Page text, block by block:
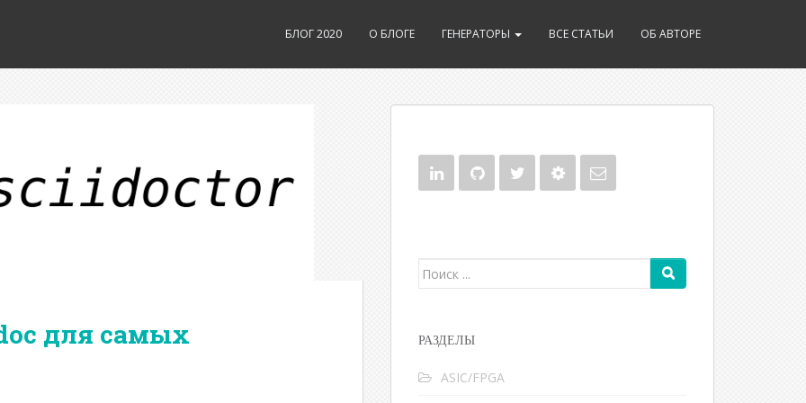
БЛОГ 2020 О БЛОГЕ ГЕНЕРАТОРЫ ВСЕ СТАТЬИ ОБ АВТОРЕ
для самых
Поиск для:
РАЗДЕЛЫ
ASIC/FPGA